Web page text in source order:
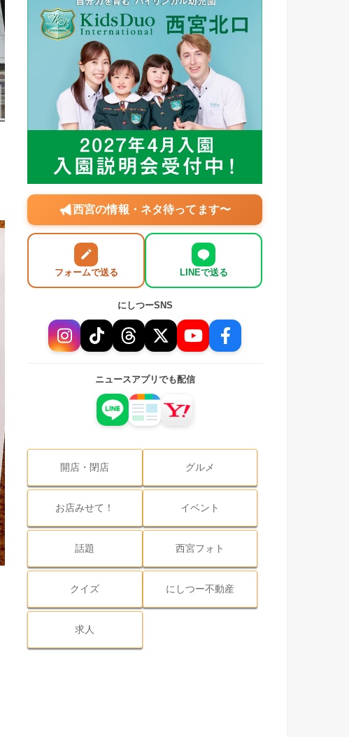
西宮の情報・ネタ待ってます〜
フォームで送る LINEで送る
にしつーSNS
ニュースアプリでも配信
開店・閉店 グルメ
お店みせて！ イベント
話題 西宮フォト
クイズ にしつー不動産
求人